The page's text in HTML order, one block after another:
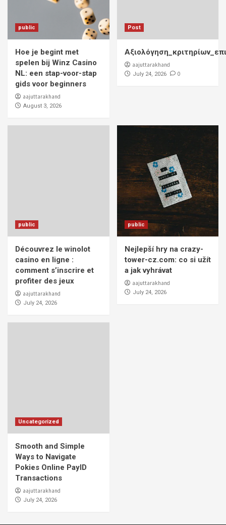
public
Hoe je begint met
spelen bij Winz Casino
NL: een stap-voor-stap
gids voor beginners
aajuttarakhand
August 3, 2026
Post
aajuttarakhand
July 24, 2026 0
public
Découvrez le winolot
casino en ligne :
comment s’inscrire et
profiter des jeux
aajuttarakhand
July 24, 2026
public
Nejlepší hry na crazy-
tower-cz.com: co si užít
a jak vyhrávat
aajuttarakhand
July 24, 2026
Uncategorized
Smooth and Simple
Ways to Navigate
Pokies Online PayID
Transactions
aajuttarakhand
July 24, 2026